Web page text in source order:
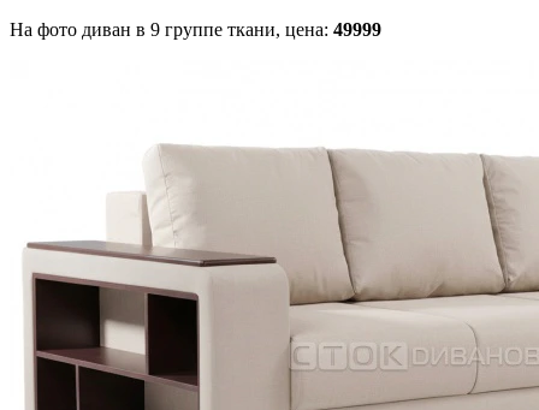
На фото диван в 9 группе ткани, цена: 49999